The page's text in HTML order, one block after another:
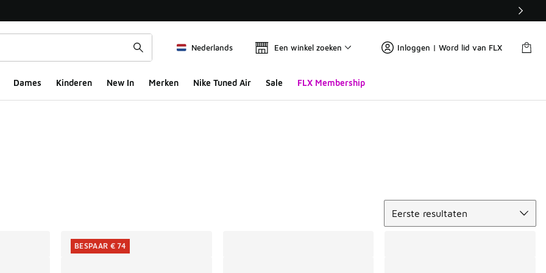
Nederlands Een winkel zoeken Inloggen | Word lid van FLX
Dames Kinderen New In Merken Nike Tuned Air Sale FLX Membership
Eerste resultaten
BESPAAR € 74